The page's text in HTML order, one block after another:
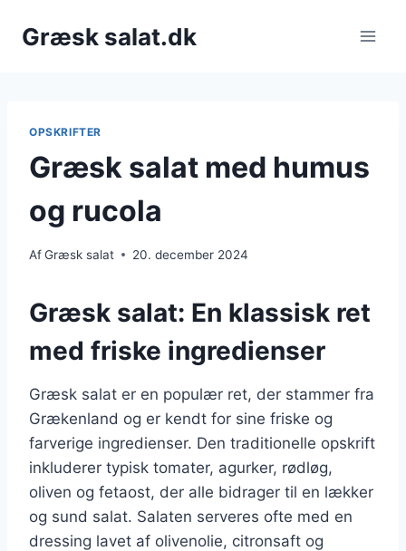
Græsk salat.dk
OPSKRIFTER
Græsk salat med humus
og rucola
AfGræsk salat 20. december 2024
Græsk salat: En klassisk ret
med friske ingredienser
Græsk salat er en populær ret, der stammer fra
Grækenland og er kendt for sine friske og
farverige ingredienser. Den traditionelle opskrift
inkluderer typisk tomater, agurker, rødløg,
oliven og fetaost, der alle bidrager til en lækker
og sund salat. Salaten serveres ofte med en
dressing lavet af olivenolie, citronsaft og